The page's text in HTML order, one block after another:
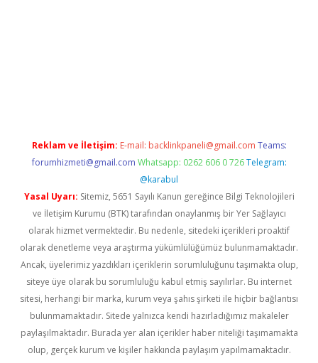
Reklam ve İletişim: E-mail: backlinkpaneli@gmail.com Teams:
forumhizmeti@gmail.com Whatsapp: 0262 606 0 726 Telegram:
@karabul
Yasal Uyarı: Sitemiz, 5651 Sayılı Kanun gereğince Bilgi Teknolojileri
ve İletişim Kurumu (BTK) tarafından onaylanmış bir Yer Sağlayıcı
olarak hizmet vermektedir. Bu nedenle, sitedeki içerikleri proaktif
olarak denetleme veya araştırma yükümlülüğümüz bulunmamaktadır.
Ancak, üyelerimiz yazdıkları içeriklerin sorumluluğunu taşımakta olup,
siteye üye olarak bu sorumluluğu kabul etmiş sayılırlar. Bu internet
sitesi, herhangi bir marka, kurum veya şahıs şirketi ile hiçbir bağlantısı
bulunmamaktadır. Sitede yalnızca kendi hazırladığımız makaleler
paylaşılmaktadır. Burada yer alan içerikler haber niteliği taşımamakta
olup, gerçek kurum ve kişiler hakkında paylaşım yapılmamaktadır.